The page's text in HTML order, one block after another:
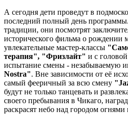
А сегодня дети проведут в
последний полный день
традиции, они посмотрят
исторического фильма о рождении
увлекательные мастер-классы
терапия", "Фризлайт" и с
испытание смены - незабываемую
Nostra". Вне зависимости от её
самый фееричный за всю смену
будут не только танцевать и
своего пребывания в Чикаго,
раскрасят небо над городом